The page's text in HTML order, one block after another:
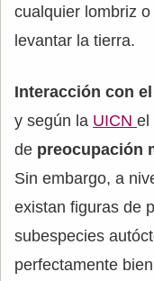
cualquier lombriz
levantar la tierra.
Interacción con
y según la UICN el
de preocupación
Sin embargo, a
existan figuras de
subespecies
perfectamente